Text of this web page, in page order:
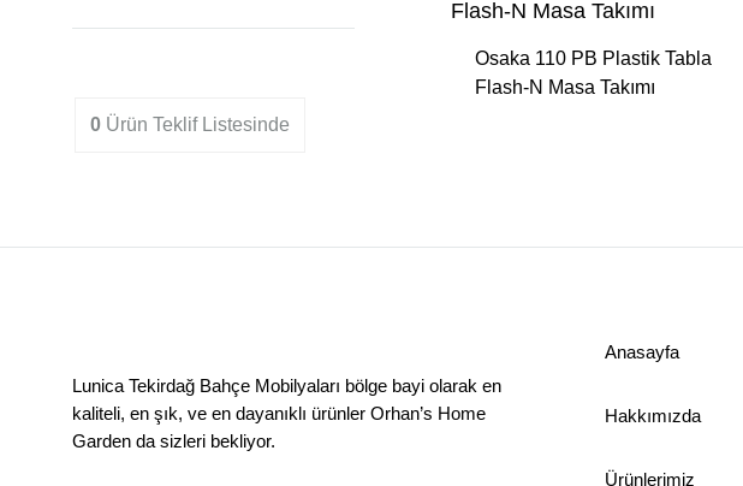
Osaka 110 PB Plastik Tabla
Flash-N Masa Takımı
0 Ürün Teklif Listesinde
Lunica Tekirdağ Bahçe Mobilyaları bölge bayi olarak en
kaliteli, en şık, ve en dayanıklı ürünler Orhan’s Home
Garden da sizleri bekliyor.
Anasayfa
Hakkımızda
Ürünlerimiz